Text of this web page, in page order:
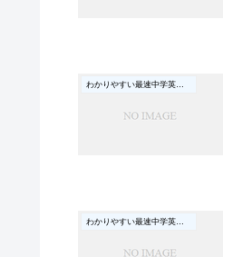
わかりやすい最速中学英文法
わかりやすい最速中学英文法